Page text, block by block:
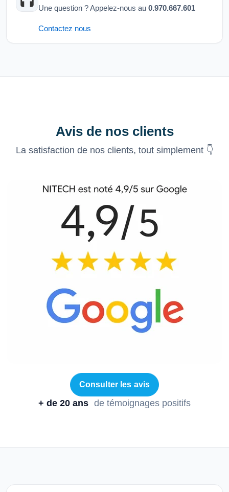
Une question ? Appelez-nous au 0.970.667.601
Contactez nous
Avis de nos clients
La satisfaction de nos clients, tout simplement 👇
Consulter les avis
+ de 20 ans de témoignages positifs